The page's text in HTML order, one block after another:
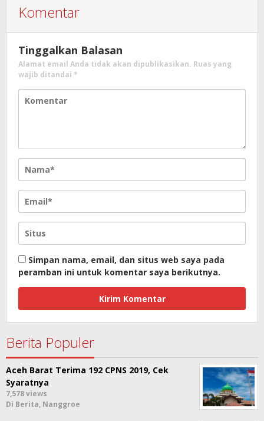
Komentar
Tinggalkan Balasan
Alamat email Anda tidak akan dipublikasikan. Ruas yang
wajib ditandai *
Simpan nama, email, dan situs web saya pada
peramban ini untuk komentar saya berikutnya.
Berita Populer
Aceh Barat Terima 192 CPNS 2019, Cek
Syaratnya
7,578 views
Di Berita, Nanggroe